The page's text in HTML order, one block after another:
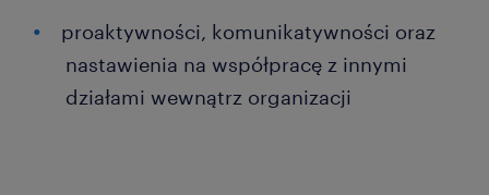
proaktywności, komunikatywności oraz
nastawienia na współpracę z innymi
działami wewnątrz organizacji